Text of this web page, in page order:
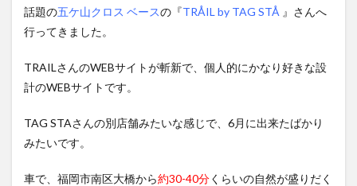
話題の五ケ山クロス ベースの『TRÅIL by TAG STÅ 』さんへ
行ってきました。
TRAILさんのWEBサイトが斬新で、個人的にかなり好きな設
計のWEBサイトです。
TAG STAさんの別店舗みたいな感じで、6月に出来たばかり
みたいです。
車で、福岡市南区大橋から約30-40分くらいの自然が盛りだく